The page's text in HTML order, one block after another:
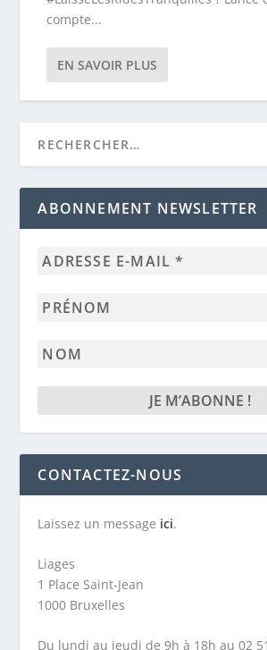
compte...
EN SAVOIR PLUS
ABONNEMENT NEWSLETTER
Adresse
*
Prénom
Nom
CONTACTEZ-NOUS
Laissez un message ici.
Liages
1 Place Saint-Jean
1000 Bruxelles
Du lundi au jeudi de 9h à 18h au 02